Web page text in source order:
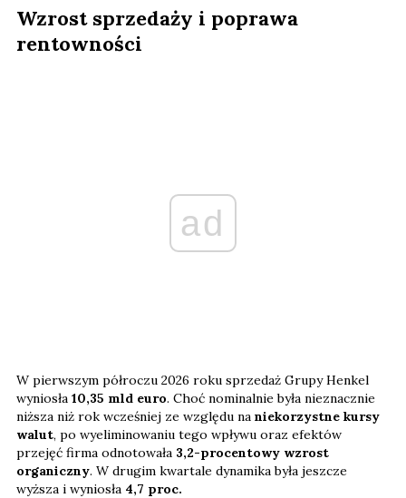
Wzrost sprzedaży i poprawa
rentowności
ad
W pierwszym półroczu 2026 roku sprzedaż Grupy Henkel
wyniosła 10,35 mld euro. Choć nominalnie była nieznacznie
niższa niż rok wcześniej ze względu na niekorzystne kursy
walut, po wyeliminowaniu tego wpływu oraz efektów
przejęć firma odnotowała 3,2-procentowy wzrost
organiczny. W drugim kwartale dynamika była jeszcze
wyższa i wyniosła 4,7 proc.